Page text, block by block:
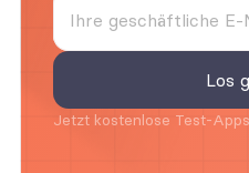
Jetzt kostenlose Test-